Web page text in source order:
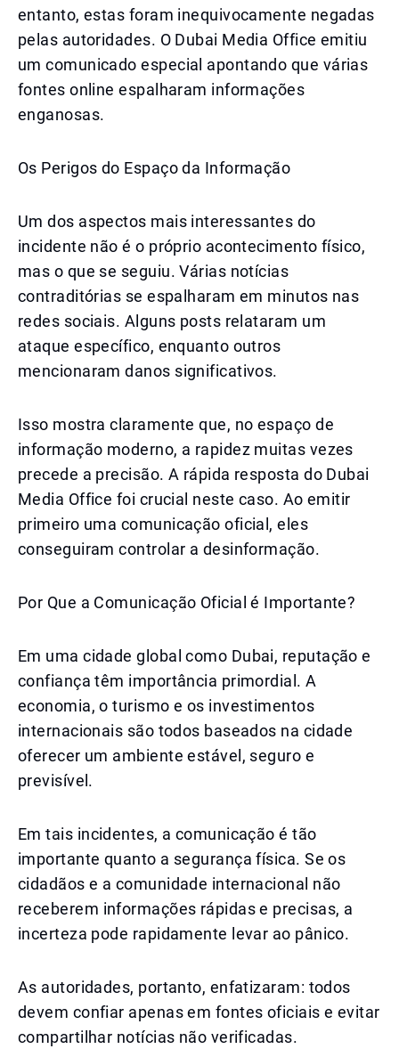
entanto, estas foram inequivocamente negadas
pelas autoridades. O Dubai Media Office emitiu
um comunicado especial apontando que várias
fontes online espalharam informações
enganosas.
Os Perigos do Espaço da Informação
Um dos aspectos mais interessantes do
incidente não é o próprio acontecimento físico,
mas o que se seguiu. Várias notícias
contraditórias se espalharam em minutos nas
redes sociais. Alguns posts relataram um
ataque específico, enquanto outros
mencionaram danos significativos.
Isso mostra claramente que, no espaço de
informação moderno, a rapidez muitas vezes
precede a precisão. A rápida resposta do Dubai
Media Office foi crucial neste caso. Ao emitir
primeiro uma comunicação oficial, eles
conseguiram controlar a desinformação.
Por Que a Comunicação Oficial é Importante?
Em uma cidade global como Dubai, reputação e
confiança têm importância primordial. A
economia, o turismo e os investimentos
internacionais são todos baseados na cidade
oferecer um ambiente estável, seguro e
previsível.
Em tais incidentes, a comunicação é tão
importante quanto a segurança física. Se os
cidadãos e a comunidade internacional não
receberem informações rápidas e precisas, a
incerteza pode rapidamente levar ao pânico.
As autoridades, portanto, enfatizaram: todos
devem confiar apenas em fontes oficiais e evitar
compartilhar notícias não verificadas.